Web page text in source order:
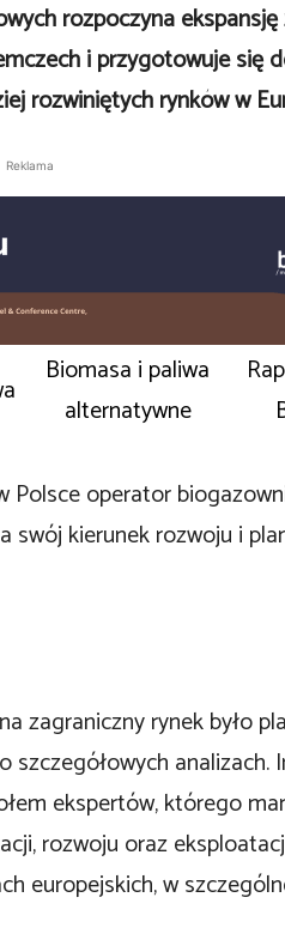
rozpoczyna
i przygotowuje się
rozwiniętych rynków w
Reklama
Biomasa i paliwa
alternatywne
Polsce operator
swój kierunek rozwoju i
zagraniczny rynek było
analizach.
ekspertów, którego
rozwoju oraz
europejskich, w